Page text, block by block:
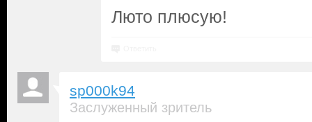
Люто плюсую!
sp000k94
Заслуженный зритель